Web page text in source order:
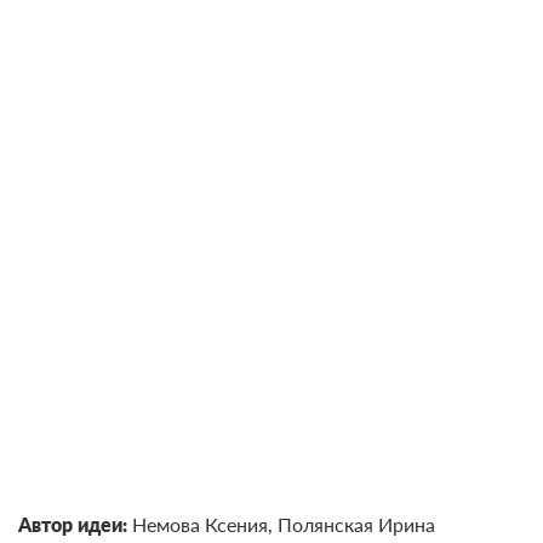
Автор идеи: Немова Ксения, Полянская Ирина